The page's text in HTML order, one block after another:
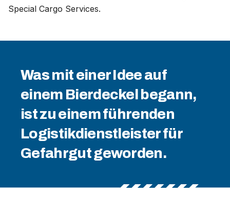
Special Cargo Services.
Was mit einer Idee auf
einem Bierdeckel begann,
ist zu einem führenden
Logistikdienstleister für
Gefahrgut geworden.